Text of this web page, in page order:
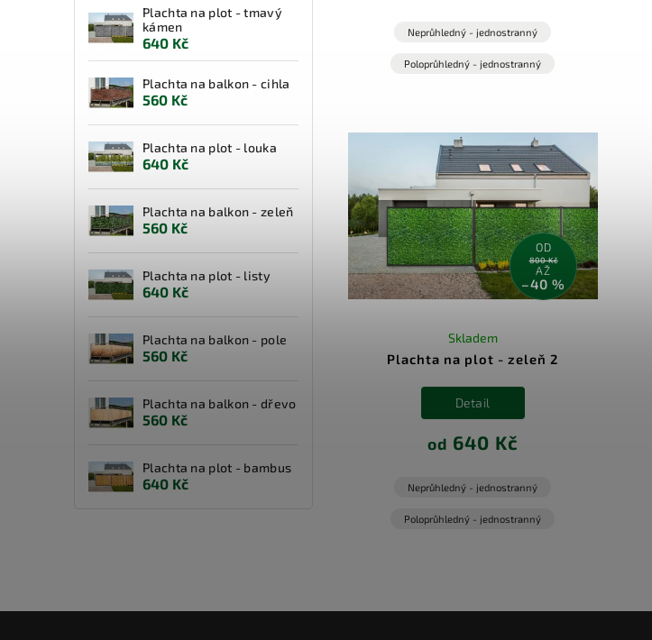
Plachta na plot - tmavý
kámen
640 Kč
Plachta na balkon - cihla
560 Kč
Plachta na plot - louka
640 Kč
Plachta na balkon - zeleň
560 Kč
Plachta na plot - listy
640 Kč
Plachta na balkon - pole
560 Kč
Plachta na balkon - dřevo
560 Kč
Plachta na plot - bambus
640 Kč
Neprůhledný - jednostranný
Poloprůhledný - jednostranný
OD
800 Kč
AŽ
–40 %
Plachta na plot - zeleň 2
Skladem
od 640 Kč
Detail
Neprůhledný - jednostranný
Poloprůhledný - jednostranný